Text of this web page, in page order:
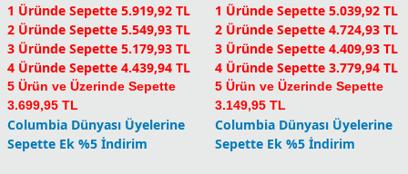
1 Üründe Sepette 5.919,92 TL
2 Üründe Sepette 5.549,93 TL
3 Üründe Sepette 5.179,93 TL
4 Üründe Sepette 4.439,94 TL
5 Ürün ve Üzerinde Sepette
3.699,95 TL
Columbia Dünyası Üyelerine
Sepette Ek %5 İndirim
1 Üründe Sepette 5.039,92 TL
2 Üründe Sepette 4.724,93 TL
3 Üründe Sepette 4.409,93 TL
4 Üründe Sepette 3.779,94 TL
5 Ürün ve Üzerinde Sepette
3.149,95 TL
Columbia Dünyası Üyelerine
Sepette Ek %5 İndirim